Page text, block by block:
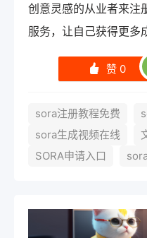
创意灵感的从业者来注
服务，让自己获得更多
󰄼 赞 0
sora注册教程免费
sora生成视频在线
SORA申请入口